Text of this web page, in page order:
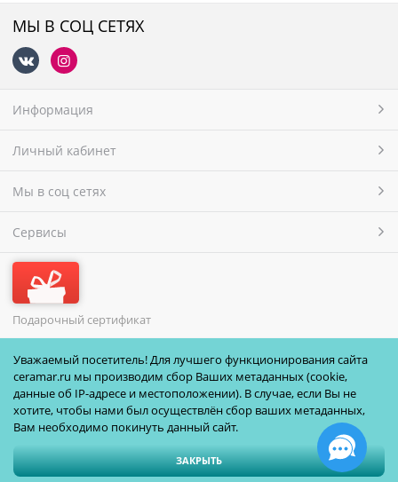
МЫ В СОЦ СЕТЯХ
Информация
Личный кабинет
Мы в соц сетях
Сервисы
Подарочный сертификат
МЫ ПРИНИМАЕМ
Полная версия сайта
Уважаемый посетитель! Для лучшего функционирования сайта
ceramar.ru мы производим сбор Ваших метаданных (cookie,
данные об IP-адресе и местоположении). В случае, если Вы не
хотите, чтобы нами был осуществлён сбор ваших метаданных,
Вам необходимо покинуть данный сайт.
ЗАКРЫТЬ